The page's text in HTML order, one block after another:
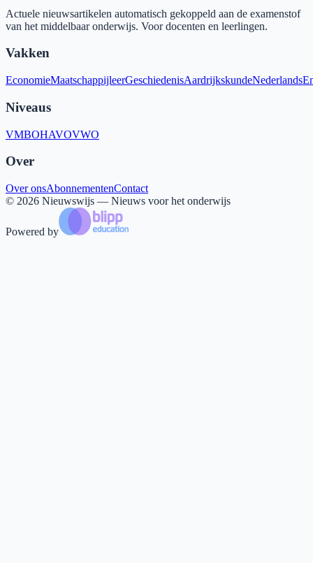
Actuele nieuwsartikelen automatisch gekoppeld aan de examenstof
van het middelbaar onderwijs. Voor docenten en leerlingen.
Vakken
EconomieMaatschappijleerGeschiedenisAardrijkskundeNederlands
Niveaus
VMBOHAVOVWO
Over
Over onsAbonnementenContact
© 2026 Nieuwswijs — Nieuws voor het onderwijs
Powered by